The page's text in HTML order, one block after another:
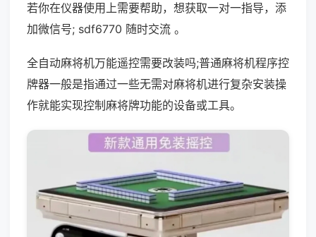
若你在仪器使用上需要帮助，想获取一对一指导，添
加微信号; sdf6770 随时交流 。
全自动麻将机万能遥控需要改装吗;普通麻将机程序控
牌器一般是指通过一些无需对麻将机进行复杂安装操
作就能实现控制麻将牌功能的设备或工具。